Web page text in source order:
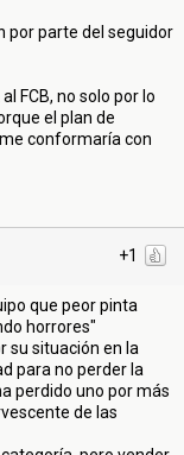
por parte del seguidor
FCB, no solo por lo
el plan de
conformaría con
+1
que peor pinta
horrores"
su situación en la
para no perder la
perdido uno por más
de las